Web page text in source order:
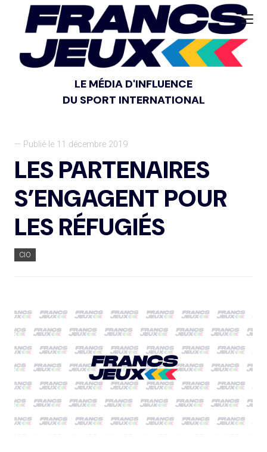
LE MÉDIA D'INFLUENCE
DU SPORT INTERNATIONAL
— Publié le 11 décembre 2019
LES PARTENAIRES
S’ENGAGENT POUR
LES RÉFUGIÉS
CIO